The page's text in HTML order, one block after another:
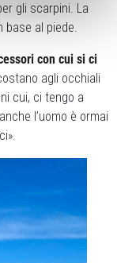
gli scarpini. La
base al piede.
con cui si ci
agli occhiali
cui, ci tengo a
l’uomo è ormai